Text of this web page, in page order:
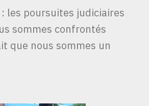
: les poursuites judiciaires
sommes confrontés
que nous sommes un